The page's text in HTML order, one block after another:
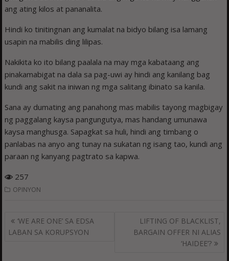
ang ating kilos at pananalita.
Hindi ko tinitingnan ang kumalat na bidyo bilang isa lamang
usapin na mabilis ding lilipas.
Nakikita ko ito bilang paalala na may mga kabataang ang
pinakamabigat na dala sa pag-uwi ay hindi ang kanilang bag
kundi ang sakit na iniwan ng mga salitang ibinato sa kanila.
Sana ay dumating ang panahong mas mabilis tayong magbigay
ng paggalang kaysa pangungutya, mas handang umunawa
kaysa manghusga. Sapagkat sa huli, hindi ang timbang o
panlabas na anyo ang tunay na sukatan ng isang tao, kundi ang
paraan ng kanyang pagtrato sa kapwa.
257
OPINYON
Post
navigation
‘WE ARE ONE’ SA EDSA
LABAN SA KORUPSYON
LIFTING OF BLACKLIST,
BARGAIN OFFER NI ALIAS
‘HAIDEE’?